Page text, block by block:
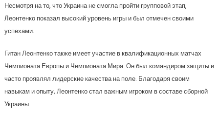
Несмотря на то, что Украина не смогла пройти групповой этап,
Леонтенко показал высокий уровень игры и был отмечен своими
успехами.
Гитан Леонтенко также имеет участие в квалификационных матчах
Чемпионата Европы и Чемпионата Мира. Он был командиром защиты и
часто проявлял лидерские качества на поле. Благодаря своим
навыкам и опыту, Леонтенко стал важным игроком в составе сборной
Украины.